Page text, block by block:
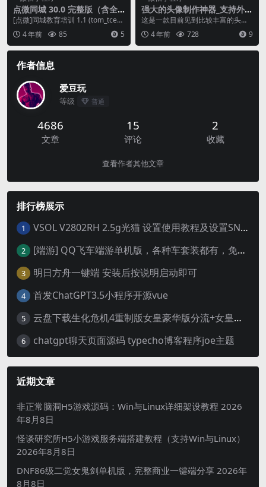
点微同城 30.0 完整版（含全
部插件）
[点微]同城教育培训 1.1 (tom_tced
u) [点微]同城预约 2.0 ...
4 年前 85 5
强大的头像制作神器_支持外卖
CPS等优惠劵小程序源码
这是一款目前见到比较丰富的头像
制作小程序 拥有丰富的模板,多种分
类基本大全 支持...
4 年前 728 9
作者信息
爱豆玩
等级 普通
4686
文章
15
评论
2
收藏
查看作者其他文章
排行榜展示
1 VSOL V2802RH 2.5g光猫 设置使用教程及设置SN教程-附带稳定固件使用手册等
2 [端游] QQ飞车端游单机版，各种车套装都有，免虚拟机
3 明日方舟一键端 安装后按说明启动即可
4 首发ChatGPT3.5小程序开源vue
5 云盘下载生化危机4重制版女皇豪华版分流+女皇学习补丁+修改器 解压即玩【阿里云盘】
6 chatgpt聊天页面源码 typecho博客程序joe主题
近期文章
非正常脑洞H5游戏源码：Win与Linux详细架设教程 2026
年8月8日
怪谈研究所H5小游戏服务端搭建教程（支持Win与Linux）
2026年8月8日
DNF86级二觉女鬼剑单机版，完整商业一键端分享 2026年
8月8日